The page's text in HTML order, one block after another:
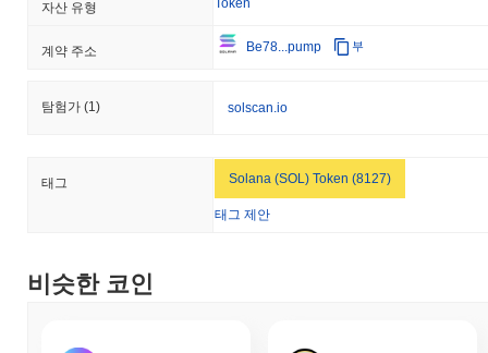
The Retirement Token는 현재 ATH보다
시장 모멘텀과 비교하여 42069K의 가격 움직임에서 일시적인 지
연을 나타냅니다.
자산 유형
계약 주소 Be78...pump 부
탐험가 (1) solscan.io
태그 Solana (SOL) Token (8127)
태그 제안
비슷한 코인